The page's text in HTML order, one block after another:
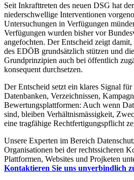
Seit Inkrafttreten des neuen DSG hat
niederschwellige Interventionen
Untersuchungen in Verfügungen
Verfügungen wurden bisher vor
angefochten. Der Entscheid zeigt
des EDÖB grundsätzlich stützen und
Grundprinzipien auch bei öffentlich
konsequent durchsetzen.
Der Entscheid setzt ein klares Signal
Datenbanken, Verzeichnissen,
Bewertungsplattformen: Auch wenn
sind, bleiben Verhältnismässigkeit,
eine tragfähige Rechtfertigungspflicht
Unsere Experten im Bereich
Organisationen bei der rechtssicheren
Plattformen, Websites und Projketen
Kontaktieren Sie uns unverbindlich